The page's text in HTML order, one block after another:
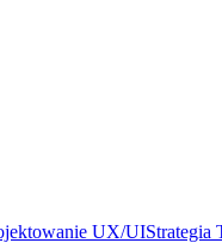
UX/UIStrategia